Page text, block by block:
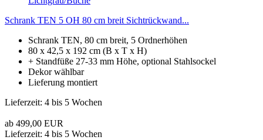
Schrank TEN 5 OH 80 cm breit Sichtrückwand...
Schrank TEN, 80 cm breit, 5 Ordnerhöhen
80 x 42,5 x 192 cm (B x T x H)
+ Standfüße 27-33 mm Höhe, optional Stahlsockel
Dekor wählbar
Lieferung montiert
Lieferzeit: 4 bis 5 Wochen
ab 499,00 EUR
Lieferzeit: 4 bis 5 Wochen